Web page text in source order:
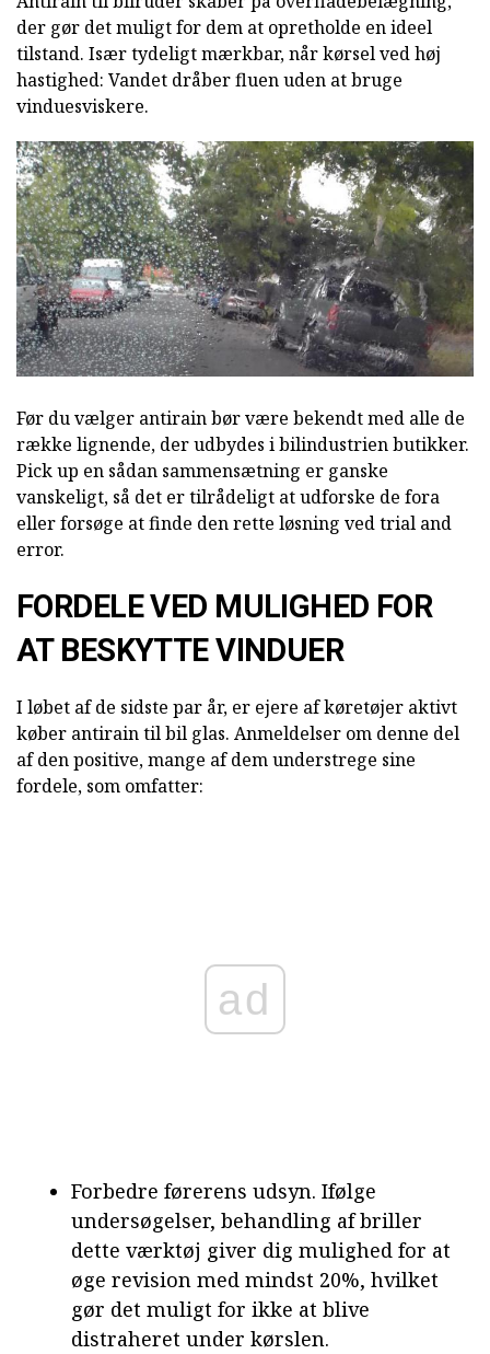
der gør det muligt for dem at opretholde en ideel
tilstand. Især tydeligt mærkbar, når kørsel ved høj
hastighed: Vandet dråber fluen uden at bruge
vinduesviskere.
Før du vælger antirain bør være bekendt med alle de
række lignende, der udbydes i bilindustrien butikker.
Pick up en sådan sammensætning er ganske
vanskeligt, så det er tilrådeligt at udforske de fora
eller forsøge at finde den rette løsning ved trial and
error.
FORDELE VED MULIGHED FOR
AT BESKYTTE VINDUER
I løbet af de sidste par år, er ejere af køretøjer aktivt
køber antirain til bil glas. Anmeldelser om denne del
af den positive, mange af dem understrege sine
fordele, som omfatter:
ad
Forbedre førerens udsyn. Ifølge
undersøgelser, behandling af briller
dette værktøj giver dig mulighed for at
øge revision med mindst 20%, hvilket
gør det muligt for ikke at blive
distraheret under kørslen.